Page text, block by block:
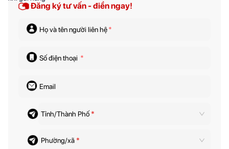
Đăng ký tư vấn - điền ngay!
Họ và tên người liên hệ*
Số điện thoại *
Email
Tỉnh/Thành Phố *
Phường/xã *